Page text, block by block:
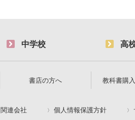
中学校 高
書店の方へ 教科書購
関連会社 個人情報保護方針